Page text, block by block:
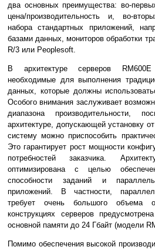
два основных преимущества: во-
цена/производительность и, во-
набора стандартных приложений,
базами данных, мониторов обработки
R/3 или Peoplesoft.
В архитектуре серверов RM600Е
необходимые для выполнения
данных, которые должны
Особого внимания заслуживает
диапазона производительности,
архитектуре, допускающей установку
систему можно приспособить
Это гарантирует рост мощности
потребностей заказчика.
оптимизирована с целью
способности заданий и
приложений. В частности,
требует очень большого объема
конструкциях серверов
основной памяти до 24 Гбайт (модели
Помимо обеспечения высокой